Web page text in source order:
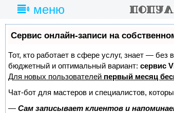
меню
Сервис онлайн-записи на
Тот, кто работает в сфере услуг, знает —
бюджетный и оптимальный вариант: сервис
Для новых пользователей первый месяц
Чат-бот для мастеров и специалистов,
— Сам записывает клиентов и